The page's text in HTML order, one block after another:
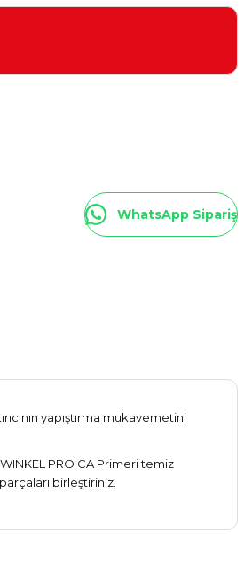
WhatsApp Sipariş
yapıştırma mukavemetini
PRO CA Primeri temiz
birleştiriniz.